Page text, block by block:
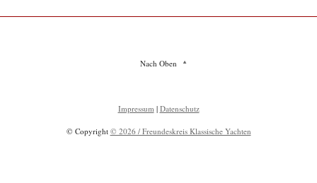
Nach Oben
Impressum | Datenschutz
© Copyright © 2026 / Freundeskreis Klassische Yachten